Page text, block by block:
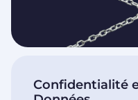
Confidentialité